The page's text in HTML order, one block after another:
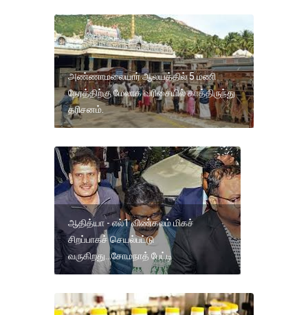
அண்ணாமலையார் ஆலயத்தில் 5 மணி
நேரத்திற்கு மேலாக வரிசையில் காத்திருந்து
தரிசனம்.
ஆதித்யா - எல்1 விண்கலம் மிகச்
சிறப்பாகச் செயல்பட்டு
வருகிறது...சோமநாத் பேட்டி